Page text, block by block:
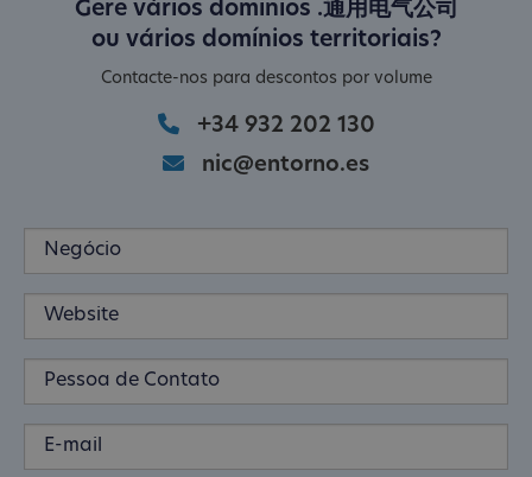
Gere vários domínios .通用电气公司
ou vários domínios territoriais?
Contacte-nos para descontos por volume
+34 932 202 130
nic@entorno.es